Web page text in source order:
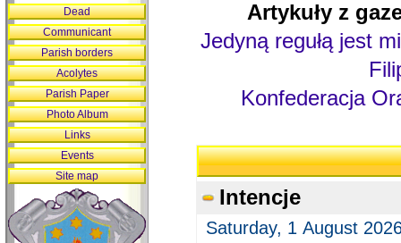
Artykuły z
Jedyną regułą jest
Konfederacja
Intencje
Saturday, 1 August
Dead
Communicant
Parish borders
Acolytes
Parish Paper
Photo Album
Links
Events
Site map